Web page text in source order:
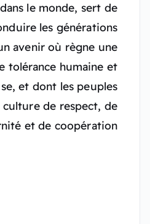
le monde, sert de
les générations
avenir où règne une
tolérance humaine et
et dont les peuples
culture de respect, de
et de coopération.